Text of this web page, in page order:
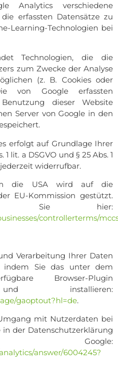
Analytics verschiedene
erfassten Datensätze zu
Learning-Technologien bei
Technologien, die die
zum Zwecke der Analyse
(z. B. Cookies oder
von Google erfassten
dieser Website
Server von Google in den
erfolgt auf Grundlage Ihrer
lit. a DSGVO und § 25 Abs. 1
widerrufbar.
in die USA wird auf die
EU-Kommission gestützt.
Sie hier:
controllerterms/
Verarbeitung Ihrer Daten
indem Sie das unter dem
Browser-Plugin
installieren:
gaoptout?hl=de.
mit Nutzerdaten bei
in der Datenschutzerklärung
answer/6004245?